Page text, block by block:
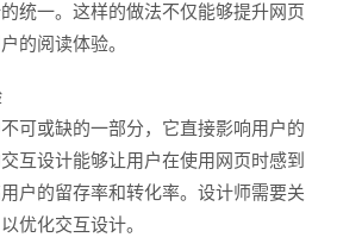
统一。这样的做法不仅能够提升网页
的阅读体验。
可或缺的一部分，它直接影响用户的
互设计能够让用户在使用网页时感到
户的留存率和转化率。设计师需要关
优化交互设计。